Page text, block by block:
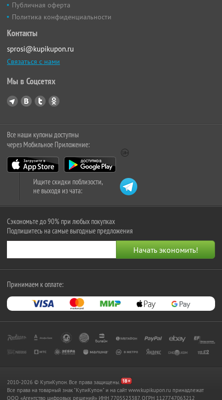
Публичная оферта
Политика конфиденциальности
Контакты
sprosi@kupikupon.ru
Связаться с нами
Мы в Соцсетях
Все наши купоны доступны
через Мобильное Приложение:
Ищите скидки поблизости,
не выходя из чата:
Сэкономьте до 90% при любых покупках
Подпишитесь на самые выгодные предложения
Принимаем к оплате:
2010-2026 © КупиКупон. Все права защищены.
Все права на товарный знак "КупиКупон" и на сайт www.kupikupon.ru принадлежат
OOO «Агентство цифровых решений» ИНН 7705523387, ОГРН 1127747063212